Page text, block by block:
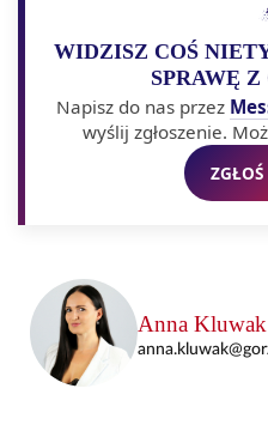
WIDZISZ COŚ
SPRAWĘ
Napisz do nas przez
wyślij zgłoszenie.
Anna Kluwak